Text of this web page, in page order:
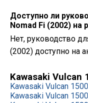
Доступно ли
Nomad Fi (2002) на
Нет, руководство
(2002) доступно на
Kawasaki Vulcan
Kawasaki Vulcan
Kawasaki Vulcan